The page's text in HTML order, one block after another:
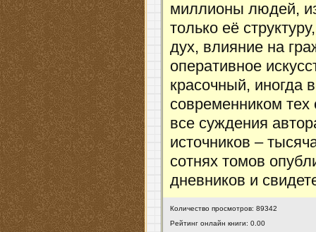
миллионы людей,
только её
дух, влияние на
оперативное
красочный, иногда
современником
все суждения
источников –
сотнях томов
дневников и
Количество просмотров: 89342
Рейтинг онлайн книги: 0.00